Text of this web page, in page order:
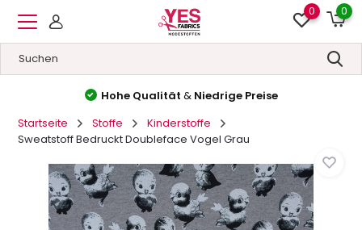
0 0
Hohe Qualität & Niedrige Preise
Startseite
Stoffe
Kinderstoffe
Sweatstoff Bedruckt Doubleface Vogel Grau